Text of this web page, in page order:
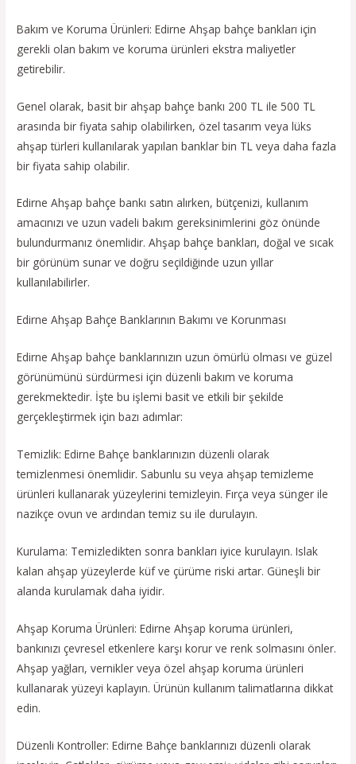
Bakım ve Koruma Ürünleri: Edirne Ahşap bahçe bankları için
gerekli olan bakım ve koruma ürünleri ekstra maliyetler
getirebilir.
Genel olarak, basit bir ahşap bahçe bankı 200 TL ile 500 TL
arasında bir fiyata sahip olabilirken, özel tasarım veya lüks
ahşap türleri kullanılarak yapılan banklar bin TL veya daha fazla
bir fiyata sahip olabilir.
Edirne Ahşap bahçe bankı satın alırken, bütçenizi, kullanım
amacınızı ve uzun vadeli bakım gereksinimlerini göz önünde
bulundurmanız önemlidir. Ahşap bahçe bankları, doğal ve sıcak
bir görünüm sunar ve doğru seçildiğinde uzun yıllar
kullanılabilirler.
Edirne Ahşap Bahçe Banklarının Bakımı ve Korunması
Edirne Ahşap bahçe banklarınızın uzun ömürlü olması ve güzel
görünümünü sürdürmesi için düzenli bakım ve koruma
gerekmektedir. İşte bu işlemi basit ve etkili bir şekilde
gerçekleştirmek için bazı adımlar:
Temizlik: Edirne Bahçe banklarınızın düzenli olarak
temizlenmesi önemlidir. Sabunlu su veya ahşap temizleme
ürünleri kullanarak yüzeylerini temizleyin. Fırça veya sünger ile
nazikçe ovun ve ardından temiz su ile durulayın.
Kurulama: Temizledikten sonra bankları iyice kurulayın. Islak
kalan ahşap yüzeylerde küf ve çürüme riski artar. Güneşli bir
alanda kurulamak daha iyidir.
Ahşap Koruma Ürünleri: Edirne Ahşap koruma ürünleri,
bankınızı çevresel etkenlere karşı korur ve renk solmasını önler.
Ahşap yağları, vernikler veya özel ahşap koruma ürünleri
kullanarak yüzeyi kaplayın. Ürünün kullanım talimatlarına dikkat
edin.
Düzenli Kontroller: Edirne Bahçe banklarınızı düzenli olarak